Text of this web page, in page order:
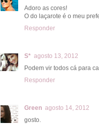
Adoro as cores!
O do laçarote é o meu
Responder
S* agosto 13, 2012
Podem vir todos cá para
Responder
Green agosto 14, 2012
gosto.